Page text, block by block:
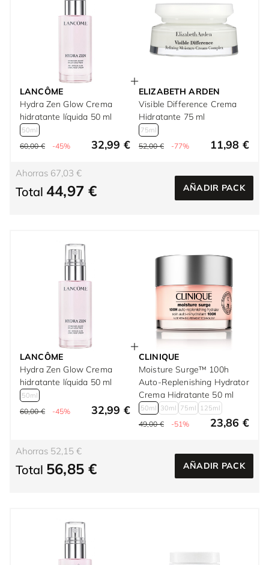
LANCÔME
Hydra Zen Glow Crema
hidratante líquida 50 ml
50ml
60,00 € -45% 32,99 €
ELIZABETH ARDEN
Visible Difference Crema
Hidratante 75 ml
75ml
52,00 € -77% 11,98 €
Ahorras 67,03 €
Total 44,97 € AÑADIR PACK
LANCÔME
Hydra Zen Glow Crema
hidratante líquida 50 ml
50ml
60,00 € -45% 32,99 €
CLINIQUE
Moisture Surge™ 100h
Auto-Replenishing Hydrator
Crema Hidratante 50 ml
50ml 30ml 75ml 125ml
49,00 € -51% 23,86 €
Ahorras 52,15 €
Total 56,85 € AÑADIR PACK